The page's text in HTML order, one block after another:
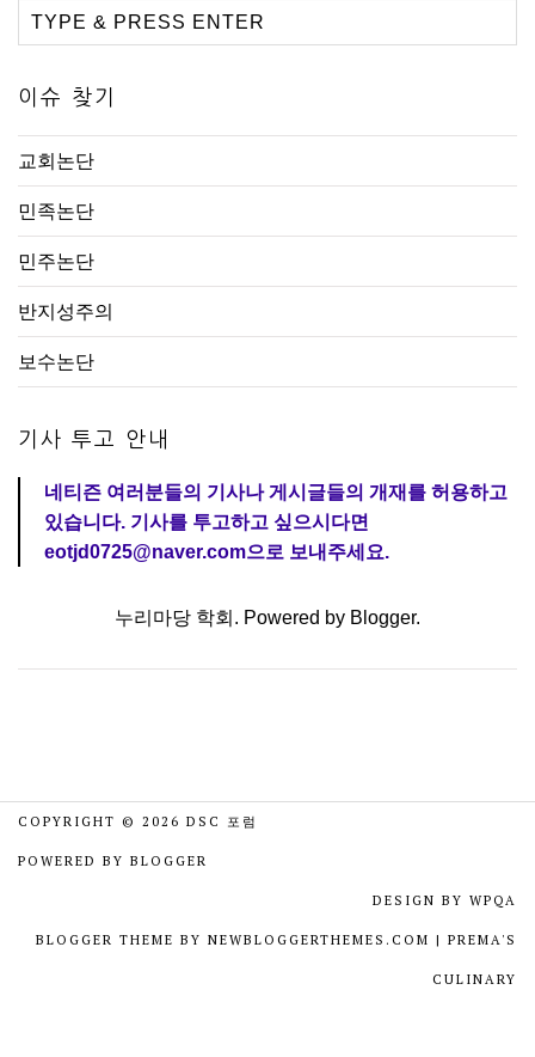
이슈 찾기
교회논단
민족논단
민주논단
반지성주의
보수논단
기사 투고 안내
네티즌 여러분들의 기사나 게시글들의 개재를 허용하고
있습니다. 기사를 투고하고 싶으시다면
eotjd0725@naver.com으로 보내주세요.
누리마당 학회. Powered by Blogger.
COPYRIGHT © 2026 DSC 포럼
POWERED BY BLOGGER
DESIGN BY WPQA
BLOGGER THEME BY NEWBLOGGERTHEMES.COM | PREMA'S
CULINARY